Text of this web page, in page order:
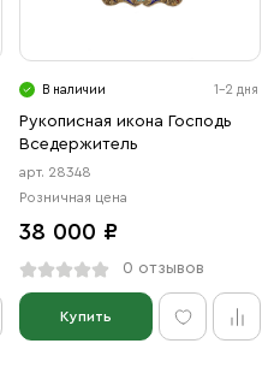
В наличии 1-2 дня
Рукописная икона Господь
Вседержитель
арт. 28348
Розничная цена
38 000 ₽
0 отзывов
Купить